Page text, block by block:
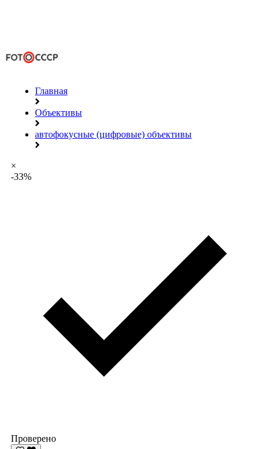
Главная
Объективы
автофокусные (цифровые) объективы
×
-33%
Проверено